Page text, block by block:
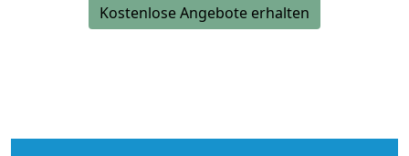
Kostenlose Angebote erhalten